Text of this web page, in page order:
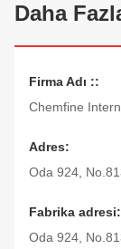
Daha
Firma Adı ::
Chemfine
Adres:
Oda 924,
Fabrika adresi:
Oda 924,